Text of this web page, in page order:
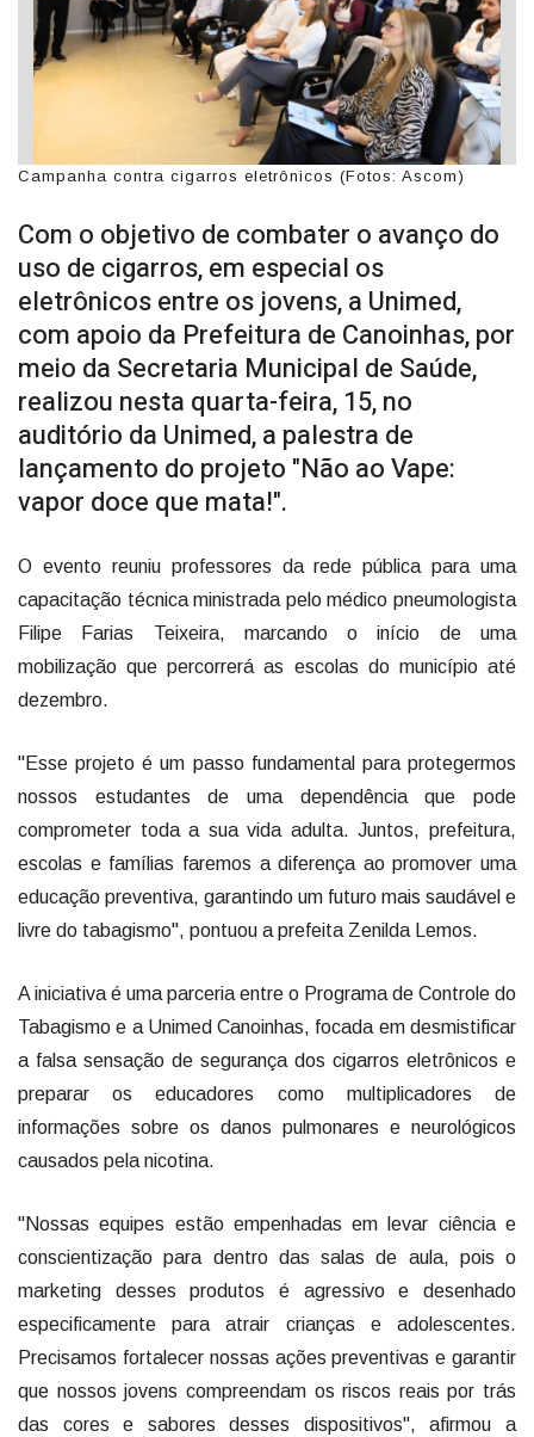
Campanha contra cigarros eletrônicos (Fotos: Ascom)
Com o objetivo de combater o avanço do
uso de cigarros, em especial os
eletrônicos entre os jovens, a Unimed,
com apoio da Prefeitura de Canoinhas, por
meio da Secretaria Municipal de Saúde,
realizou nesta quarta-feira, 15, no
auditório da Unimed, a palestra de
lançamento do projeto "Não ao Vape:
vapor doce que mata!".
O evento reuniu professores da rede pública para uma
capacitação técnica ministrada pelo médico pneumologista
Filipe Farias Teixeira, marcando o início de uma
mobilização que percorrerá as escolas do município até
dezembro.
"Esse projeto é um passo fundamental para protegermos
nossos estudantes de uma dependência que pode
comprometer toda a sua vida adulta. Juntos, prefeitura,
escolas e famílias faremos a diferença ao promover uma
educação preventiva, garantindo um futuro mais saudável e
livre do tabagismo", pontuou a prefeita Zenilda Lemos.
A iniciativa é uma parceria entre o Programa de Controle do
Tabagismo e a Unimed Canoinhas, focada em desmistificar
a falsa sensação de segurança dos cigarros eletrônicos e
preparar os educadores como multiplicadores de
informações sobre os danos pulmonares e neurológicos
causados pela nicotina.
"Nossas equipes estão empenhadas em levar ciência e
conscientização para dentro das salas de aula, pois o
marketing desses produtos é agressivo e desenhado
especificamente para atrair crianças e adolescentes.
Precisamos fortalecer nossas ações preventivas e garantir
que nossos jovens compreendam os riscos reais por trás
das cores e sabores desses dispositivos", afirmou a